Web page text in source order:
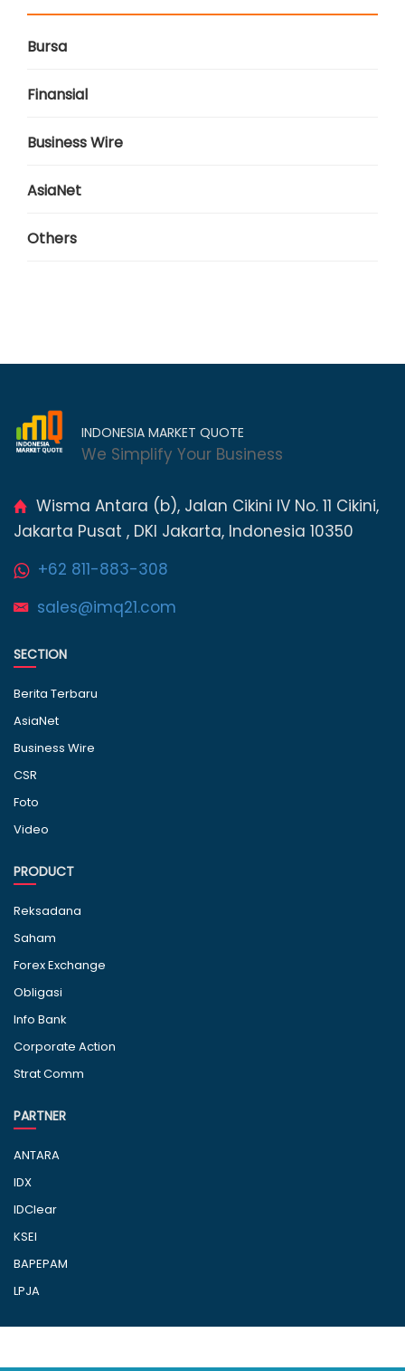
Bursa
Finansial
Business Wire
AsiaNet
Others
INDONESIA MARKET QUOTE
We Simplify Your Business
Wisma Antara (b), Jalan Cikini IV No. 11 Cikini,
Jakarta Pusat , DKI Jakarta, Indonesia 10350
+62 811-883-308
sales@imq21.com
SECTION
Berita Terbaru
AsiaNet
Business Wire
CSR
Foto
Video
PRODUCT
Reksadana
Saham
Forex Exchange
Obligasi
Info Bank
Corporate Action
Strat Comm
PARTNER
ANTARA
IDX
IDClear
KSEI
BAPEPAM
LPJA